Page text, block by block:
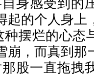
身感受到的
起的个人身上
种摆烂的心态
崩，而真到那
股一直拖拽